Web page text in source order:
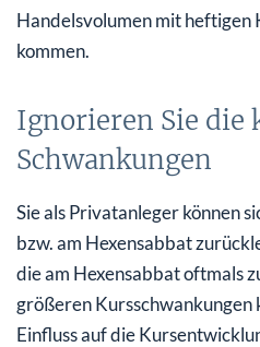
Handelsvolumen mit heftigen
kommen.
Ignorieren Sie
Schwankungen
Sie als Privatanleger können
bzw. am Hexensabbat
die am Hexensabbat oftmals
größeren Kursschwankungen
Einfluss auf die